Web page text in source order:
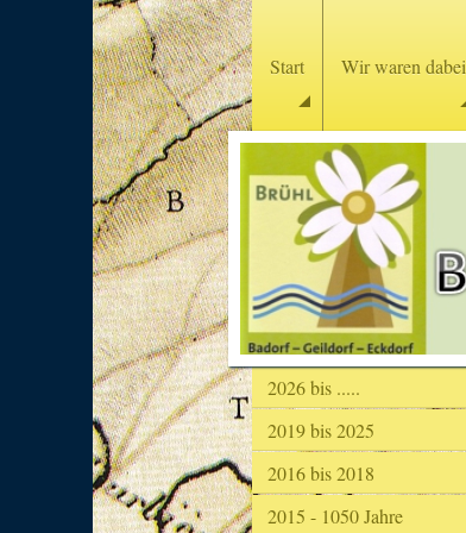
Start Wir waren dabei
2026 bis .....
2019 bis 2025
2016 bis 2018
2015 - 1050 Jahre